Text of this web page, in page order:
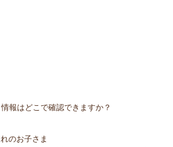
報はどこで確認できますか？
のお子さま